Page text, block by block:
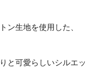
ン生地を使用した、
と可愛らしいシルエッ